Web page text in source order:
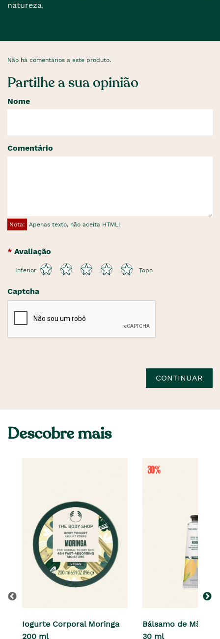
natureza.
Não há comentários a este produto.
Partilhe a sua opinião
Nome
Comentário
Nota: Apenas texto, não aceita HTML!
Avaliação
Inferior Topo
Captcha
CONTINUAR
Descobre mais
Iogurte Corporal Moringa
200 ml
Bálsamo de Mãos
30 ml